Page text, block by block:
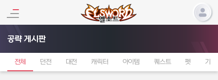
공략 게시판
전체 던전 대전 캐릭터 아이템 퀘스트 펫 기타